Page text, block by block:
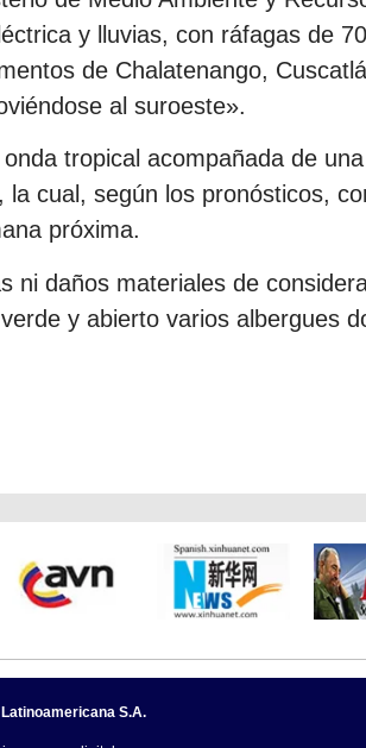
y lluvias, con ráfagas de
de Chalatenango,
al suroeste».
tropical acompañada de
cual, según los pronósticos,
próxima.
ni daños materiales de
y abierto varios albergues
S.A.